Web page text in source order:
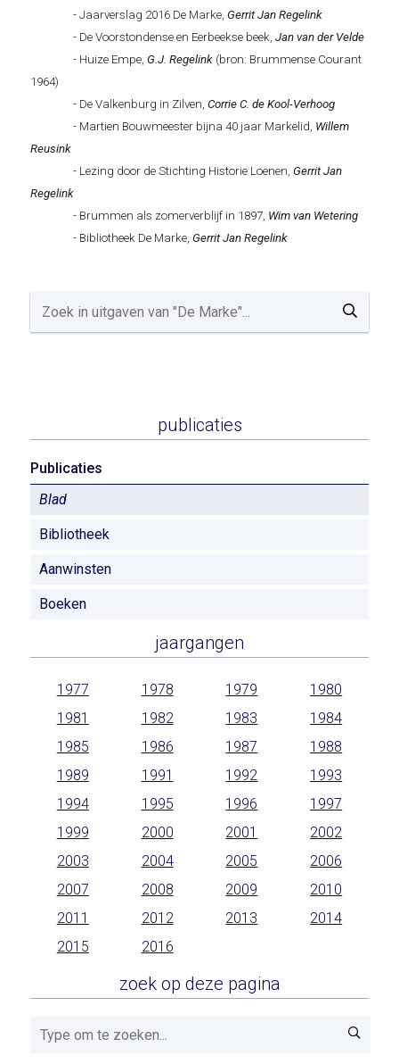
- Jaarverslag 2016 De Marke,Gerrit Jan Regelink
- De Voorstondense en Eerbeekse beek,Jan van der Velde
- Huize Empe,G.J. Regelink (bron: Brummense Courant
1964)
- De Valkenburg in Zilven,Corrie C. de Kool-Verhoog
- Martien Bouwmeester bijna 40 jaar Markelid, Willem
Reusink
- Lezing door de Stichting Historie Loenen,Gerrit Jan
Regelink
- Brummen als zomerverblijf in 1897, Wim van Wetering
- Bibliotheek De Marke,Gerrit Jan Regelink
publicaties
Publicaties
Blad
Bibliotheek
Aanwinsten
Boeken
jaargangen
1977 1978 1979
1980
1981
1982 1983
1984
1985
1986 1987
1988
1989
1991 1992
1993
1994
1995 1996
1997
1999
2000 2001
2002
2003
2004 2005
2006
2007
2008 2009
2010
2011
2012 2013
2014
2015
2016
zoek op deze pagina
Zoeken!